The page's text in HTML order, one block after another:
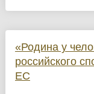
«Родина у
российского
ЕС